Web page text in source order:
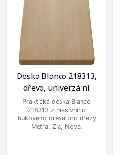
Deska Blanco 218313,
dřevo, univerzální
Praktická deska Blanco
218313 z masivního
bukového dřeva pro dřezy
Metra, Zia, Nova.